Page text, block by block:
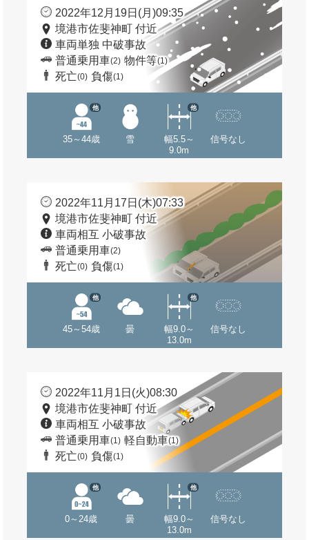
2022年12月19日(月)09:35
境港市佐斐神町 付近
車両単独 中破事故
普通乗用車(2) 物件等(1)
死亡(0) 負傷(1)
35～44歳
他
雪
幅5.5～
9.0m
他
信号なし
2022年11月17日(木)07:33
境港市佐斐神町 付近
車両相互 小破事故
普通乗用車(2)
死亡(0) 負傷(1)
45～54歳
他
曇
幅9.0～
13.0m
他
信号なし
2022年11月1日(火)08:30
境港市佐斐神町 付近
車両相互 小破事故
普通乗用車(1) 軽自動車(1)
死亡(0) 負傷(1)
0～24歳
他
曇
幅9.0～
13.0m
他
信号なし